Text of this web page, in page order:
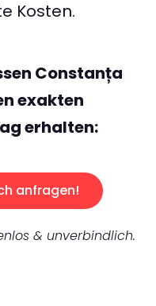
Kosten.
Constanța
exakten
erhalten:
anfragen!
& unverbindlich.